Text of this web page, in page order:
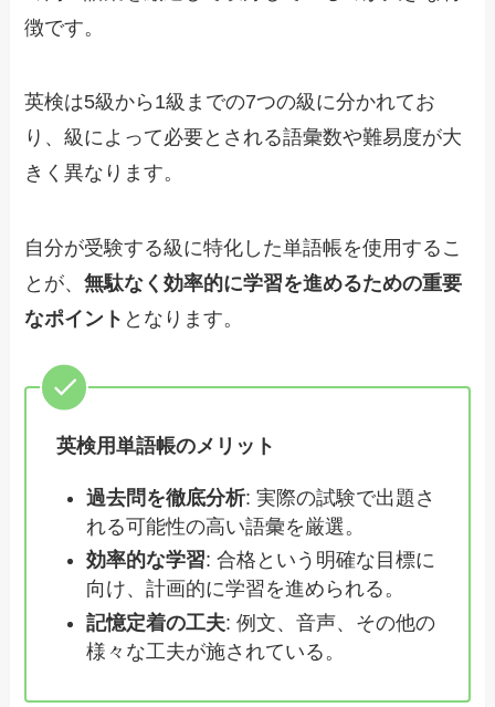
徴です。
英検は5級から1級までの7つの級に分かれてお
り、級によって必要とされる語彙数や難易度が大
きく異なります。
自分が受験する級に特化した単語帳を使用するこ
とが、無駄なく効率的に学習を進めるための重要
なポイント となります。
英検用単語帳のメリット
過去問を徹底分析: 実際の試験で出題さ
れる可能性の高い語彙を厳選。
効率的な学習: 合格という明確な目標に
向け、計画的に学習を進められる。
記憶定着の工夫: 例文、音声、その他の
様々な工夫が施されている。